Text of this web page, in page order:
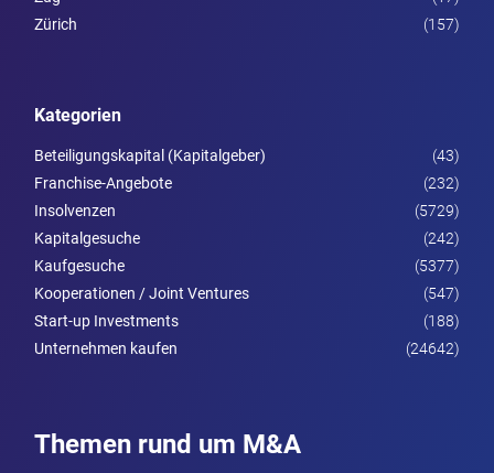
Zürich
(157)
Kategorien
Beteiligungskapital (Kapitalgeber)
(43)
Franchise-Angebote
(232)
Insolvenzen
(5729)
Kapitalgesuche
(242)
Kaufgesuche
(5377)
Kooperationen / Joint Ventures
(547)
Start-up Investments
(188)
Unternehmen kaufen
(24642)
Themen rund um M&A